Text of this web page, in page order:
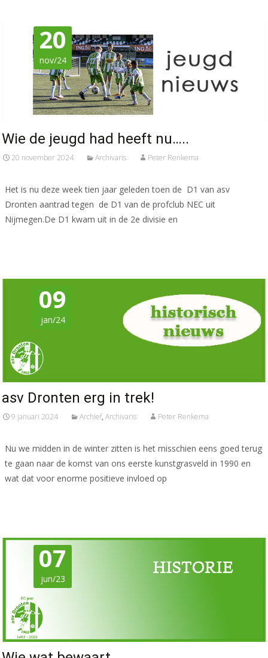
20
nov/24
Wie de jeugd had heeft nu…..
20 november 2024 Archivaris Peter Renkema
Het is nu deze week tien jaar geleden toen de D1 van asv
Dronten aantrad tegen de D1 van de profclub NEC uit
Nijmegen.De D1 kwam uit in de 2e divisie en
09
jan/24
asv Dronten erg in trek!
9 januari 2024 Archief, Archivaris Peter Renkema
Nu we midden in de winter zitten is het misschien eens goed terug
te gaan naar de komst van ons eerste kunstgrasveld in 1990 en
wat dat voor enorme positieve invloed op
07
jun/23